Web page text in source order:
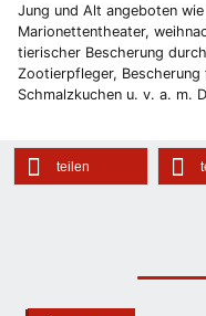
Jung und Alt angeboten
Marionettentheater,
tierischer Bescherung
Zootierpfleger, Bescherung
Schmalzkuchen u. v. a. m.
teilen